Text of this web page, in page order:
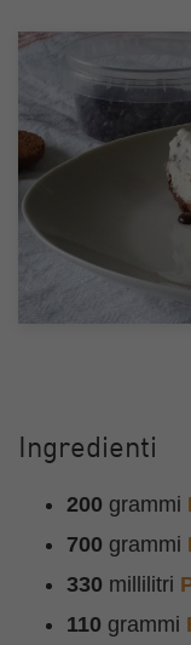
Ingredienti
200 grammi
700 grammi
330 millilitri
110 grammi